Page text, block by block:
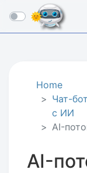
☰
Home
Чат-бот
с ИИ
AI-
AI-